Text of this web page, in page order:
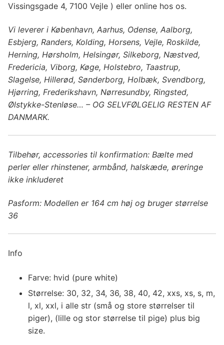
Vissingsgade 4, 7100 Vejle ) eller online hos os.
Vi leverer i København, Aarhus, Odense, Aalborg,
Esbjerg, Randers, Kolding, Horsens, Vejle, Roskilde,
Herning, Hørsholm, Helsingør, Silkeborg, Næstved,
Fredericia, Viborg, Køge, Holstebro, Taastrup,
Slagelse, Hillerød, Sønderborg, Holbæk, Svendborg,
Hjørring, Frederikshavn, Nørresundby, Ringsted,
Ølstykke-Stenløse… – OG SELVFØLGELIG RESTEN AF
DANMARK.
Tilbehør, accessories til konfirmation: Bælte med
perler eller rhinstener, armbånd, halskæde, øreringe
ikke inkluderet
Pasform: Modellen er 164 cm høj og bruger størrelse
36
Info
Farve: hvid (pure white)
Størrelse: 30, 32, 34, 36, 38, 40, 42, xxs, xs, s, m,
l, xl, xxl, i alle str (små og store størrelser til
piger), (lille og stor størrelse til pige) plus big
size.